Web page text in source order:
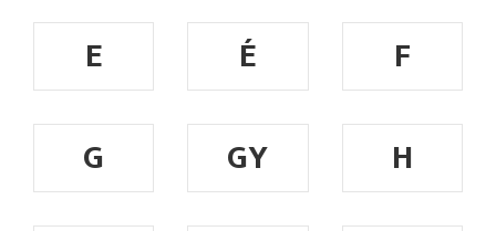
E
É
F
G
GY
H